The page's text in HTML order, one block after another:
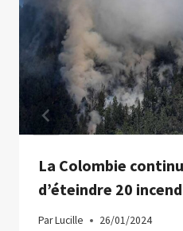
La Colombie
d’éteindre 20
ParLucille 26/01/2024